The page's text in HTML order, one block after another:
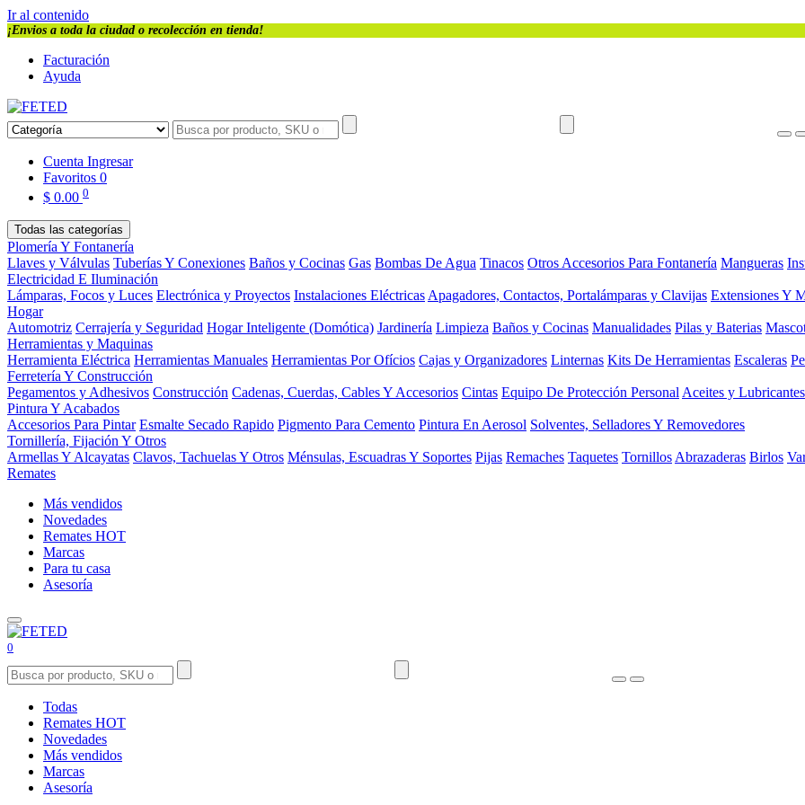
Ir al contenido
¡Envios a toda la ciudad o recolección en tienda!
Facturación
Ayuda
Cuenta Ingresar
Favoritos 0
$ 0.00 0
Todas las categorías
Plomería Y Fontanería
Llaves y Válvulas Tuberías Y Conexiones Baños y Cocinas Gas Bombas De Agua Tinacos Otros Accesorios Para Fontanería Mangueras
Electricidad E Iluminación
Lámparas, Focos y Luces Electrónica y Proyectos Instalaciones Eléctricas Apagadores, Contactos, Portalámparas y Clavijas Extensiones Y
Hogar
Automotriz Cerrajería y Seguridad Hogar Inteligente (Domótica) Jardinería Limpieza Baños y Cocinas Manualidades Pilas y Baterias
Herramientas y Maquinas
Herramienta Eléctrica Herramientas Manuales Herramientas Por Ofícios Cajas y Organizadores Linternas Kits De Herramientas Escaleras
Ferretería Y Construcción
Pegamentos y Adhesivos Construcción Cadenas, Cuerdas, Cables Y Accesorios Cintas Equipo De Protección Personal Aceites y Lubricantes
Pintura Y Acabados
Accesorios Para Pintar Esmalte Secado Rapido Pigmento Para Cemento Pintura En Aerosol Solventes, Selladores Y Removedores
Tornillería, Fijación Y Otros
Armellas Y Alcayatas Clavos, Tachuelas Y Otros Ménsulas, Escuadras Y Soportes Pijas Remaches Taquetes Tornillos Abrazaderas Birlos
Remates
Más vendidos
Novedades
Remates HOT
Marcas
Para tu casa
Asesoría
0
Todas
Remates HOT
Novedades
Más vendidos
Marcas
Asesoría